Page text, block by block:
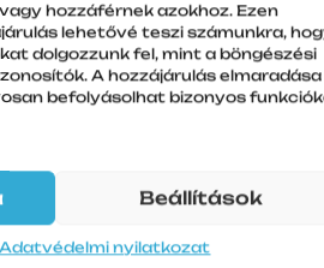
hozzáférnek azokhoz. Ezen
lehetővé teszi számunkra,
dolgozzunk fel, mint a böngészési
A hozzájárulás elmaradása
befolyásolhat bizonyos
Beállítások
Adatvédelmi nyilatkozat